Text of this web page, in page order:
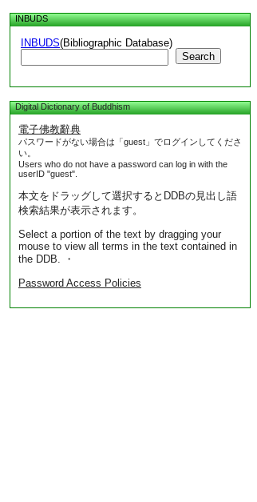
INBUDS
INBUDS(Bibliographic Database)
Search
Digital Dictionary of Buddhism
電子佛教辭典
パスワードがない場合は「guest」でログインしてくださ
い。
Users who do not have a password can log in with the
userID "guest".
本文をドラッグして選択するとDDBの見出し語
検索結果が表示されます。
Select a portion of the text by dragging your
mouse to view all terms in the text contained in
the DDB. ・
Password Access Policies